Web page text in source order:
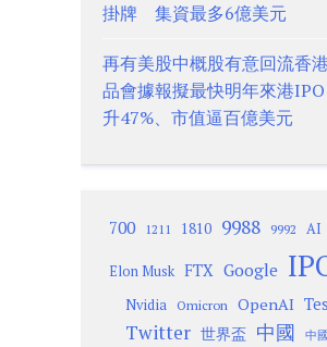
掛牌 集資最多6億美元
再有美股中概股有意回流香
品會據報擬最快明年來港
升47%、市值逼百億美元
700 1211 1810 9988 9992 AI
Elon Musk FTX Google
Nvidia Omicron OpenAI
Twitter 世界盃 中國 中